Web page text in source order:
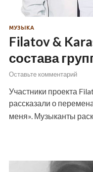
МУЗЫКА
Filatov &
состава
Оставьте комментарий
Участники проекта
рассказали о
меня». Музыканты